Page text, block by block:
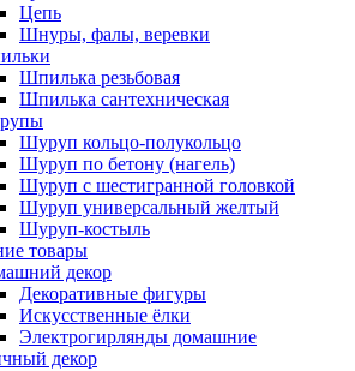
Цепь
Шнуры, фалы, веревки
Шпилька резьбовая
Шпилька сантехническая
Шуруп кольцо-полукольцо
Шуруп по бетону (нагель)
Шуруп с шестигранной головкой
Шуруп универсальный желтый
Шуруп-костыль
товары
декор
Декоративные фигуры
Искусственные ёлки
Электрогирлянды домашние
декор